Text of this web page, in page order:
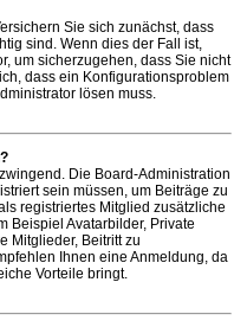
Sie sich zunächst, dass
sind. Wenn dies der Fall ist,
um sicherzugehen, dass Sie nicht
dass ein Konfigurationsproblem
lösen muss.
Die Board-Administration
sein müssen, um Beiträge zu
registriertes Mitglied zusätzliche
Beispiel Avatarbilder, Private
Mitglieder, Beitritt zu
Ihnen eine Anmeldung, da
Vorteile bringt.